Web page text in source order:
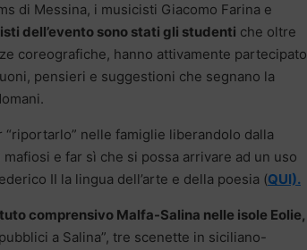
di Messina, i musicisti Giacomo Farina e
dell’evento sono stati gli studenti che oltre
coreografiche, hanno attivamente partecipato
pensieri e suggestioni che segnano la
nelle famiglie liberandolo dalla
e far sì che si possa arrivare ad un uso
II la lingua dell’arte e della poesia (QUI).
comprensivo Malfa-Salina nelle isole Eolie,
a Salina”, tre scenette in siciliano-